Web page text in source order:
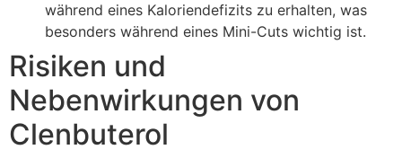
während eines Kaloriendefizits zu erhalten, was
besonders während eines Mini-Cuts wichtig ist.
Risiken und
Nebenwirkungen von
Clenbuterol